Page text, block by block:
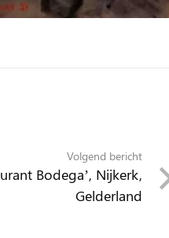
Volgend bericht
Bodega’, Nijkerk,
Gelderland